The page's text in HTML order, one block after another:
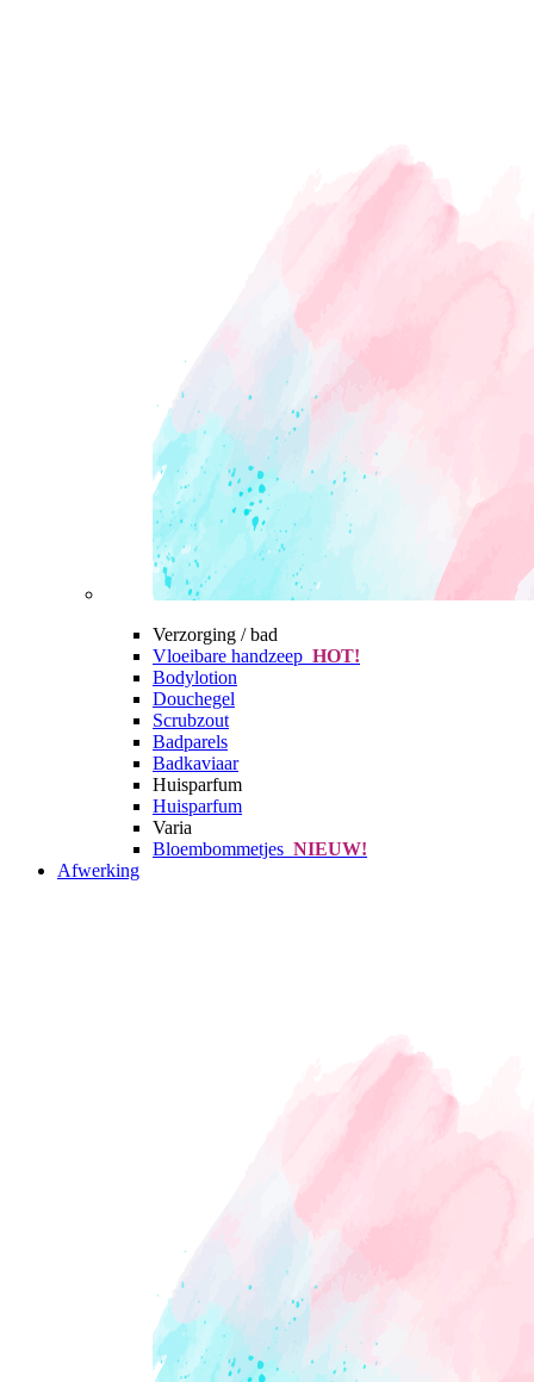
Verzorging / bad
Vloeibare handzeep HOT!
Bodylotion
Douchegel
Scrubzout
Badparels
Badkaviaar
Huisparfum
Huisparfum
Varia
Bloembommetjes NIEUW!
Afwerking